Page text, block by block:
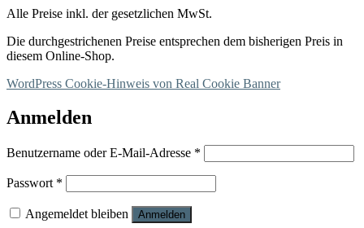
Alle Preise inkl. der gesetzlichen MwSt.
Die durchgestrichenen Preise entsprechen dem bisherigen Preis in
diesem Online-Shop.
WordPress Cookie-Hinweis von Real Cookie Banner
Anmelden
Benutzername oder E-Mail-Adresse *
Passwort *
Angemeldet bleiben Anmelden